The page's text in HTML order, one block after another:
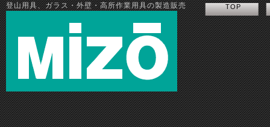
登山用具、ガラス・外壁・高所作業用具の製造販売 TOP